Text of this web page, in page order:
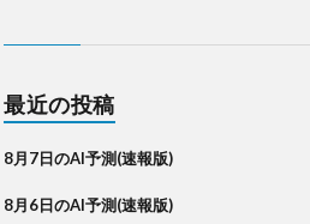
最近の投稿
8月7日のAI予測(速報版)
8月6日のAI予測(速報版)